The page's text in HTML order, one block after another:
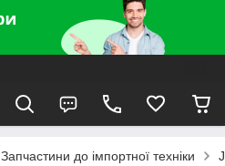
Запчастини до імпортної техніки